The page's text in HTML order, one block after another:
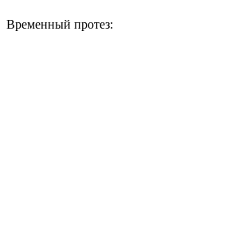
Временный протез: